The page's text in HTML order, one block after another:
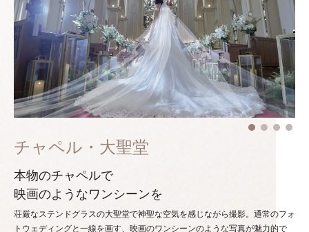
チャペル・大聖堂
本物のチャペルで
映画のようなワンシーンを
荘厳なステンドグラスの大聖堂で神聖な空気を感じながら撮影。通常のフォ
トウェディングと一線を画す、映画のワンシーンのような写真が魅力的で